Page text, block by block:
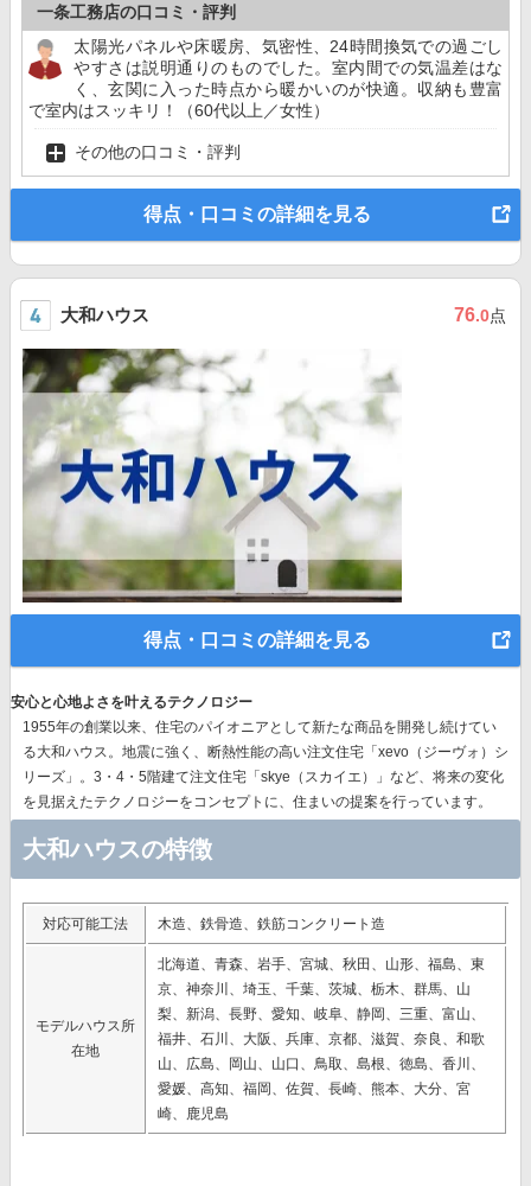
一条工務店の口コミ・評判
太陽光パネルや床暖房、気密性、24時間換気での過ごし
やすさは説明通りのものでした。室内間での気温差はな
く、玄関に入った時点から暖かいのが快適。収納も豊富
で室内はスッキリ！（60代以上／女性）
その他の口コミ・評判
得点・口コミの詳細を見る
大和ハウス 76.0点
得点・口コミの詳細を見る
安心と心地よさを叶えるテクノロジー
1955年の創業以来、 住宅のパイオニア として新たな商品を開発し続けてい
る大和ハウス。地震に強く、断熱性能の高い注文住宅「xevo（ジーヴォ）シ
リーズ」。3・4・5階建て注文住宅「skye（スカイエ）」など、 将来の変化
を見据えたテクノロジーをコンセプトに、住まいの提案を行っています。
大和ハウスの特徴
対応可能工法 木造、鉄骨造、鉄筋コンクリート造
モデルハウス所
在地
北海道、青森、岩手、宮城、秋田、山形、福島、東
京、神奈川、埼玉、千葉、茨城、栃木、群馬、山
梨、新潟、長野、愛知、岐阜、静岡、三重、富山、
福井、石川、大阪、兵庫、京都、滋賀、奈良、和歌
山、広島、岡山、山口、鳥取、島根、徳島、香川、
愛媛、高知、福岡、佐賀、長崎、熊本、大分、宮
崎、鹿児島